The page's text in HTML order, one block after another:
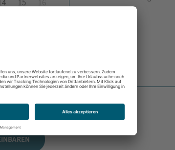
15
16
geschützt.